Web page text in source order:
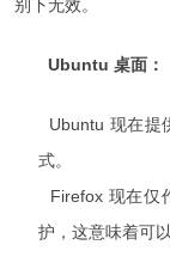
别下无效。
Ubuntu 桌面：
Ubuntu 现在提
式。
Firefox 现在仅
护，这意味着可